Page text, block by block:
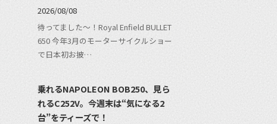
2026/08/08
待ってました〜！Royal Enfield BULLET
650 今年3月のモーターサイクルショー
で日本初お披…
乗れるNAPOLEON BOB250、見ら
れるC252V。今週末は“気になる2
台”をティーズで！